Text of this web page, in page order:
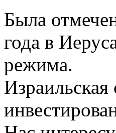
Была
года в
режима.
Израильская